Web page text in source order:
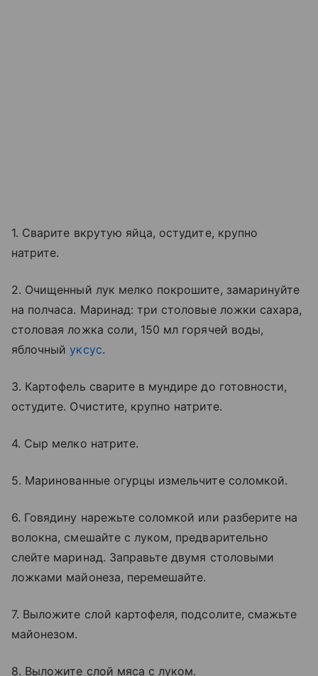
1. Сварите вкрутую яйца, остудите, крупно
натрите.
2. Очищенный лук мелко покрошите, замаринуйте
на полчаса. Маринад: три столовые ложки сахара,
столовая ложка соли, 150 мл горячей воды,
яблочныйуксус.
3. Картофель сварите в мундире до готовности,
остудите. Очистите, крупно натрите.
4. Сыр мелко натрите.
5. Маринованные огурцы измельчите соломкой.
6. Говядину нарежьте соломкой или разберите на
волокна, смешайте с луком, предварительно
слейте маринад. Заправьте двумя столовыми
ложками майонеза, перемешайте.
7. Выложите слой картофеля, подсолите, смажьте
майонезом.
8. Выложите слой мяса с луком.